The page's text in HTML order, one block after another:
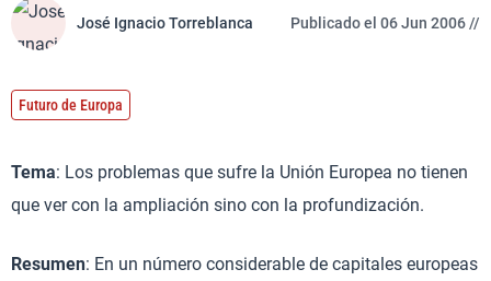
José Ignacio Torreblanca Publicado el 06 Jun 2006 //
Futuro de Europa
Tema: Los problemas que sufre la Unión Europea no tienen
que ver con la ampliación sino con la profundización.
Resumen: En un número considerable de capitales europeas